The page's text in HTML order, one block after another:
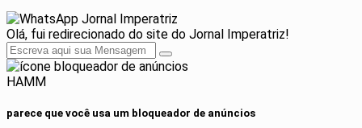
Jornal Imperatriz
Olá, fui redirecionado do site do Jornal Imperatriz!
HAMM
parece que você usa um bloqueador de anúncios